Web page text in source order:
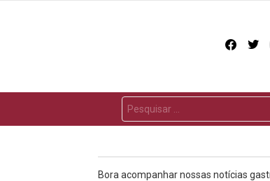
Bora acompanhar nossas notícias